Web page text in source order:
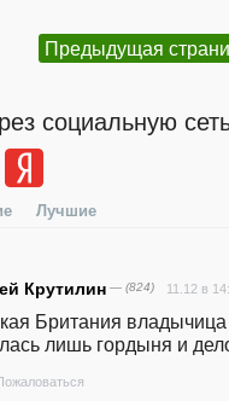
Предыдущая
социальную
Лучшие
Крутилин — (824) 11.12 в
Британия
лишь гордыня и